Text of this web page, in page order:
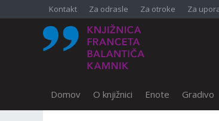
Kontakt Za odrasle Za otroke Za
Domov O knjižnici Enote Gradivo